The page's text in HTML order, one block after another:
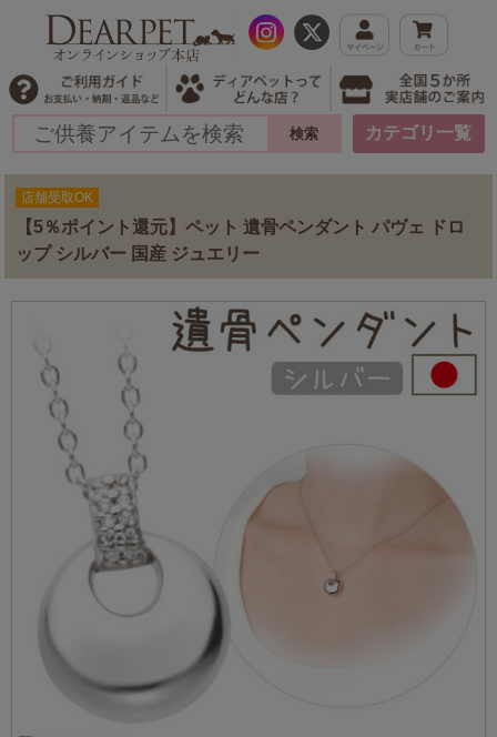
カテゴリ一覧
店舗受取OK
【5％ポイント還元】ペット 遺骨ペンダント パヴェ ドロ
ップ シルバー 国産 ジュエリー